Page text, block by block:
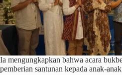
Ia mengungkapkan bahwa acara
pemberian santunan kepada anak-